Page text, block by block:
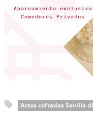
Actos cofrades Sevilla